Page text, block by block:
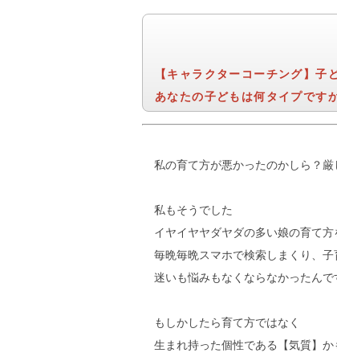
【キャラクターコーチング】子
あなたの子どもは何タイプです
私の育て方が悪かったのかしら？
私もそうでした
イヤイヤヤダヤダの多い娘の育て方
毎晩毎晩スマホで検索しまくり、
迷いも悩みもなくならなかったんで
もしかしたら育て方ではなく
生まれ持った個性である【気質】か